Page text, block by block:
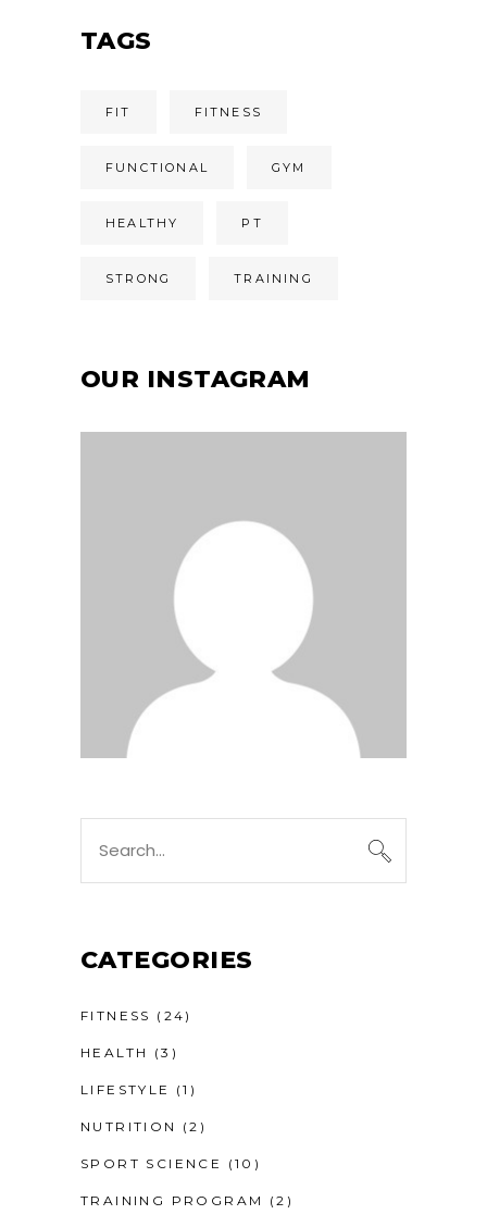
TAGS
FIT FITNESS
FUNCTIONAL GYM
HEALTHY PT
STRONG TRAINING
OUR INSTAGRAM
CATEGORIES
FITNESS (24)
HEALTH (3)
LIFESTYLE (1)
NUTRITION (2)
SPORT SCIENCE (10)
TRAINING PROGRAM (2)